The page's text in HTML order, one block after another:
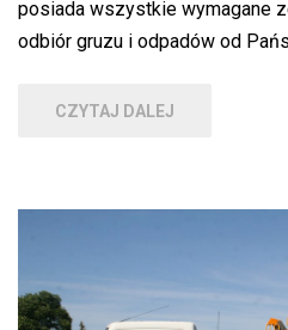
posiada wszystkie wymagane
odbiór gruzu i odpadów od
CZYTAJ DALEJ